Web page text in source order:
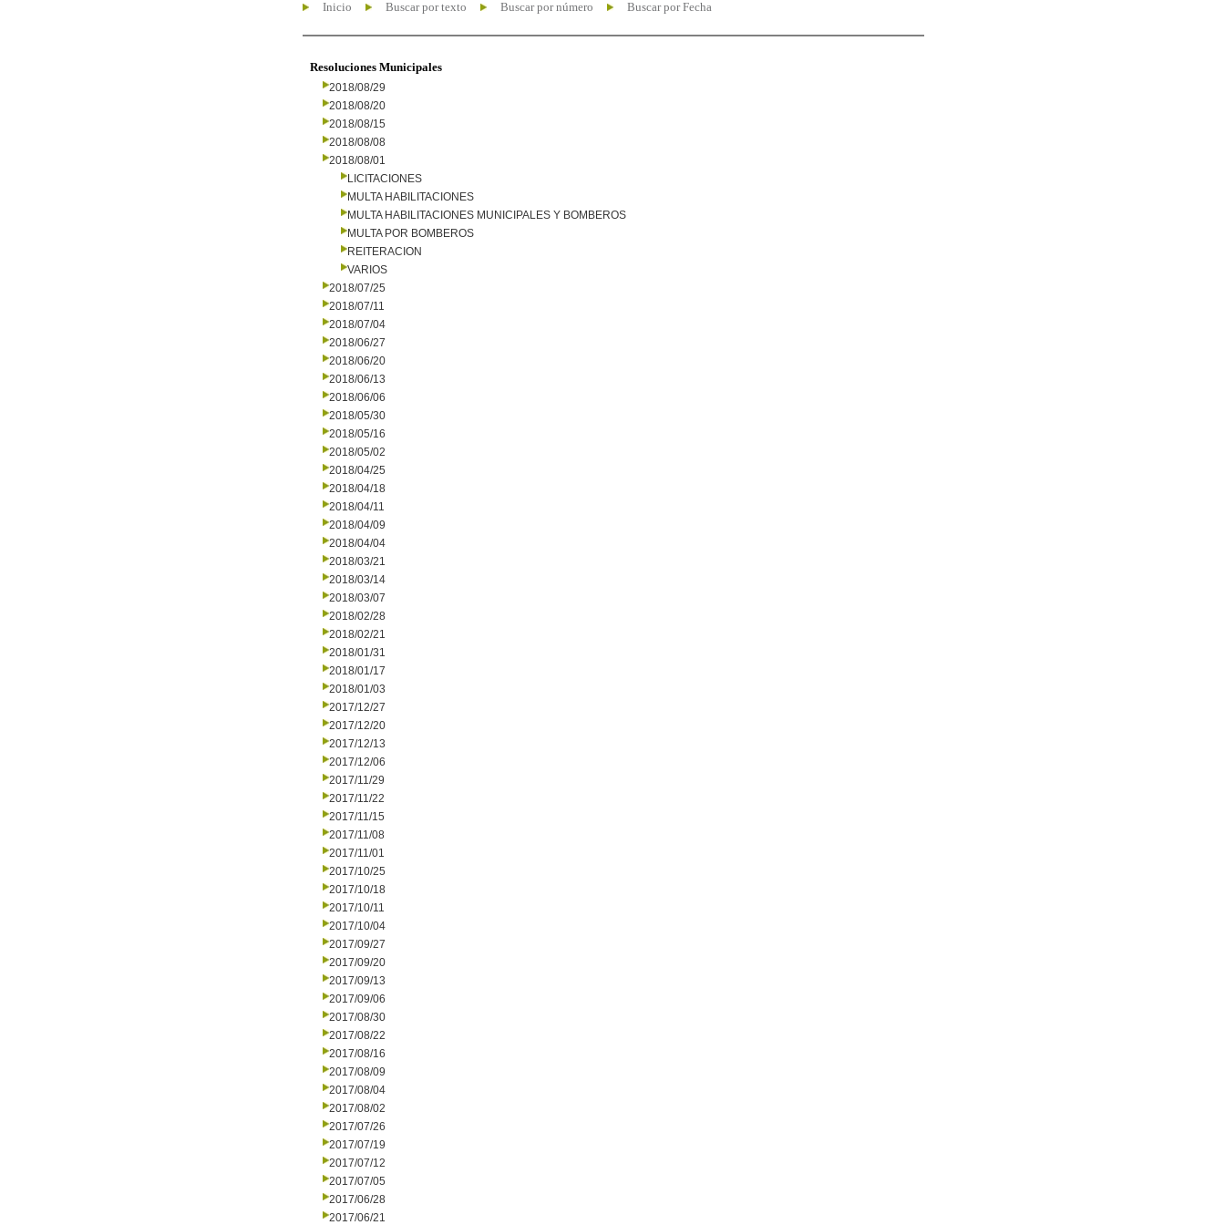
Inicio Buscar por texto Buscar por número Buscar por Fecha
Resoluciones Municipales
2018/08/29
2018/08/20
2018/08/15
2018/08/08
2018/08/01
LICITACIONES
MULTA HABILITACIONES
MULTA HABILITACIONES MUNICIPALES Y BOMBEROS
MULTA POR BOMBEROS
REITERACION
VARIOS
2018/07/25
2018/07/11
2018/07/04
2018/06/27
2018/06/20
2018/06/13
2018/06/06
2018/05/30
2018/05/16
2018/05/02
2018/04/25
2018/04/18
2018/04/11
2018/04/09
2018/04/04
2018/03/21
2018/03/14
2018/03/07
2018/02/28
2018/02/21
2018/01/31
2018/01/17
2018/01/03
2017/12/27
2017/12/20
2017/12/13
2017/12/06
2017/11/29
2017/11/22
2017/11/15
2017/11/08
2017/11/01
2017/10/25
2017/10/18
2017/10/11
2017/10/04
2017/09/27
2017/09/20
2017/09/13
2017/09/06
2017/08/30
2017/08/22
2017/08/16
2017/08/09
2017/08/04
2017/08/02
2017/07/26
2017/07/19
2017/07/12
2017/07/05
2017/06/28
2017/06/21